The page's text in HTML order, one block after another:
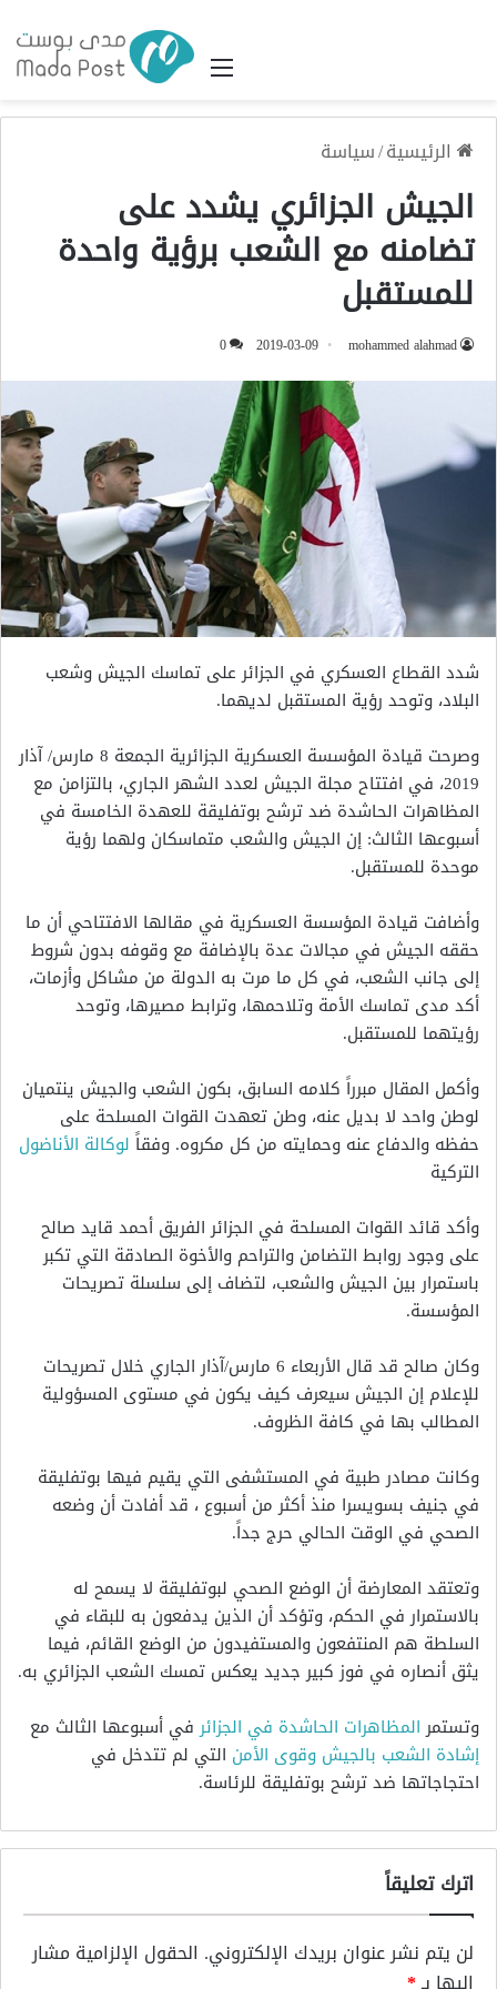
القائمة
الرئيسية/سياسة
الجيش الجزائري يشدد على
تضامنه مع الشعب برؤية واحدة
للمستقبل
mohammed alahmad
2019-03-09
0
شدد القطاع العسكري في الجزائر على تماسك الجيش وشعب
البلاد، وتوحد رؤية المستقبل لديهما.
وصرحت قيادة المؤسسة العسكرية الجزائرية الجمعة 8 مارس/ آذار
2019، في افتتاح مجلة الجيش لعدد الشهر الجاري، بالتزامن مع
المظاهرات الحاشدة ضد ترشح بوتفليقة للعهدة الخامسة في
أسبوعها الثالث: إن الجيش والشعب متماسكان ولهما رؤية
موحدة للمستقبل.
وأضافت قيادة المؤسسة العسكرية في مقالها الافتتاحي أن ما
حققه الجيش في مجالات عدة بالإضافة مع وقوفه بدون شروط
إلى جانب الشعب، في كل ما مرت به الدولة من مشاكل وأزمات،
أكد مدى تماسك الأمة وتلاحمها، وترابط مصيرها، وتوحد
رؤيتهما للمستقبل.
وأكمل المقال مبرراً كلامه السابق، بكون الشعب والجيش ينتميان
لوطن واحد لا بديل عنه، وطن تعهدت القوات المسلحة على
حفظه والدفاع عنه وحمايته من كل مكروه. وفقاً لوكالة الأناضول
التركية
وأكد قائد القوات المسلحة في الجزائر الفريق أحمد قايد صالح
على وجود روابط التضامن والتراحم والأخوة الصادقة التي تكبر
باستمرار بين الجيش والشعب، لتضاف إلى سلسلة تصريحات
المؤسسة.
وكان صالح قد قال الأربعاء 6 مارس/آذار الجاري خلال تصريحات
للإعلام إن الجيش سيعرف كيف يكون في مستوى المسؤولية
المطالب بها في كافة الظروف.
وكانت مصادر طبية في المستشفى التي يقيم فيها بوتفليقة
في جنيف بسويسرا منذ أكثر من أسبوع ، قد أفادت أن وضعه
الصحي في الوقت الحالي حرج جداً.
وتعتقد المعارضة أن الوضع الصحي لبوتفليقة لا يسمح له
بالاستمرار في الحكم، وتؤكد أن الذين يدفعون به للبقاء في
السلطة هم المنتفعون والمستفيدون من الوضع القائم، فيما
يثق أنصاره في فوز كبير جديد يعكس تمسك الشعب الجزائري به.
وتستمرالمظاهرات الحاشدة في الجزائرفي أسبوعها الثالث مع
إشادة الشعب بالجيش وقوى الأمن التي لم تتدخل في
احتجاجاتها ضد ترشح بوتفليقة للرئاسة.
اترك تعليقاً
لن يتم نشر عنوان بريدك الإلكتروني. الحقول الإلزامية مشار